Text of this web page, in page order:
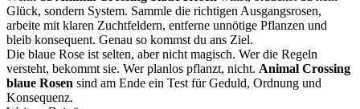
Glück, sondern System. Sammle die richtigen Ausgangsrosen,
arbeite mit klaren Zuchtfeldern, entferne unnötige Pflanzen und
bleib konsequent. Genau so kommst du ans Ziel.
Die blaue Rose ist selten, aber nicht magisch. Wer die Regeln
versteht, bekommt sie. Wer planlos pflanzt, nicht. Animal Crossing
blaue Rosen sind am Ende ein Test für Geduld, Ordnung und
Konsequenz.